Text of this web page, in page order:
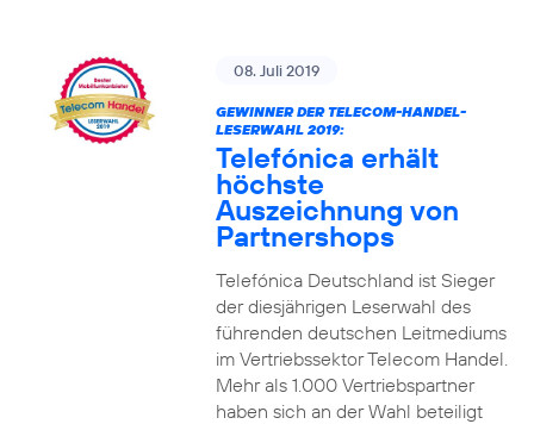
08. Juli 2019
GEWINNER DER TELECOM-HANDEL-
LESERWAHL 2019:
Telefónica erhält
höchste
Auszeichnung von
Partnershops
Telefónica Deutschland ist Sieger
der diesjährigen Leserwahl des
führenden deutschen Leitmediums
im Vertriebssektor Telecom Handel.
Mehr als 1.000 Vertriebspartner
haben sich an der Wahl beteiligt